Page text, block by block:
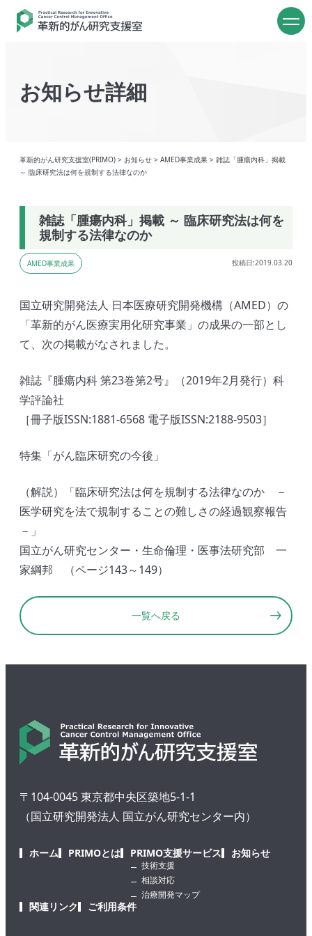
お知らせ詳細
革新的がん研究支援室(PRIMO) > お知らせ > AMED事業成果 > 雑誌「腫瘍内科」掲載
～ 臨床研究法は何を規制する法律なのか
雑誌「腫瘍内科」掲載 ～ 臨床研究法は何を
規制する法律なのか
AMED事業成果 投稿日:2019.03.20
国立研究開発法人 日本医療研究開発機構（AMED）の
「革新的がん医療実用化研究事業」の成果の一部とし
て、次の掲載がなされました。
雑誌『腫瘍内科 第23巻第2号』（2019年2月発行）科
学評論社
［冊子版ISSN:1881-6568 電子版ISSN:2188-9503］
特集「がん臨床研究の今後」
（解説）「臨床研究法は何を規制する法律なのか －
医学研究を法で規制することの難しさの経過観察報告
－」
国立がん研究センター・生命倫理・医事法研究部 一
家綱邦 （ページ143～149）
一覧へ戻る
〒104-0045 東京都中央区築地5-1-1
（国立研究開発法人 国立がん研究センター内）
ホーム PRIMOとは PRIMO支援サービス
技術支援
相談対応
治療開発マップ
お知らせ
関連リンク ご利用条件